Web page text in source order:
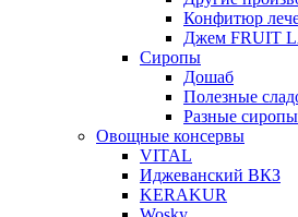
Конфитюр
Джем FRUIT
Сиропы
Дошаб
Полезные
Разные сиропы
Овощные консервы
VITAL
Иджеванский ВКЗ
KERAKUR